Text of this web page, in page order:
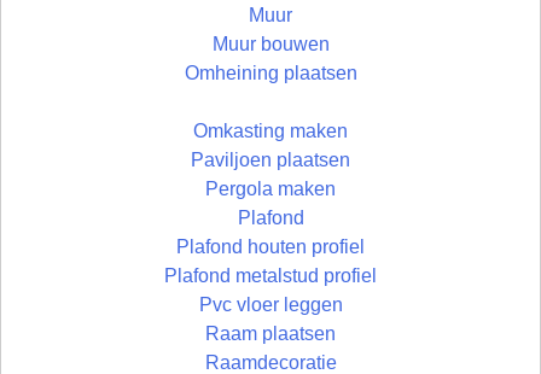
Muur
Muur bouwen
Omheining plaatsen
Omkasting maken
Paviljoen plaatsen
Pergola maken
Plafond
Plafond houten profiel
Plafond metalstud profiel
Pvc vloer leggen
Raam plaatsen
Raamdecoratie